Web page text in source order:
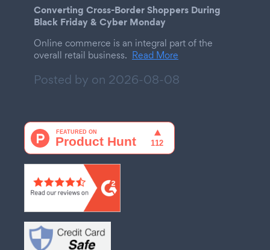
Converting Cross-Border Shoppers During
Black Friday & Cyber Monday
Online commerce is an integral part of the
overall retail business. Read More
Posted by on 2026-08-08